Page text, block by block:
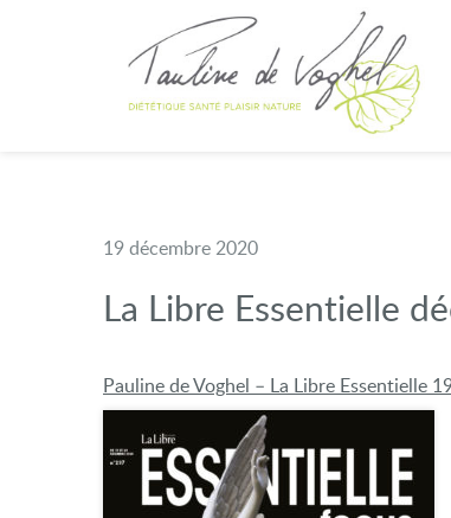
19 décembre 2020
La Libre Essentielle
Pauline de Voghel – La Libre Essentielle